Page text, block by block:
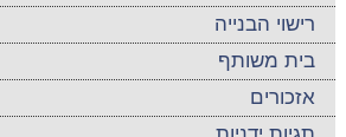
רישוי הבנייה
בית משותף
אזכורים